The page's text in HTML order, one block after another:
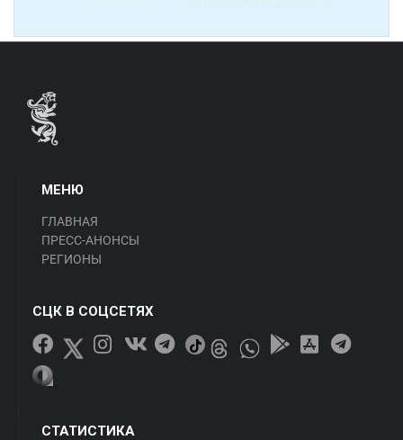
МЕНЮ
ГЛАВНАЯ
ПРЕСС-АНОНСЫ
РЕГИОНЫ
СЦК В СОЦСЕТЯХ
СТАТИСТИКА